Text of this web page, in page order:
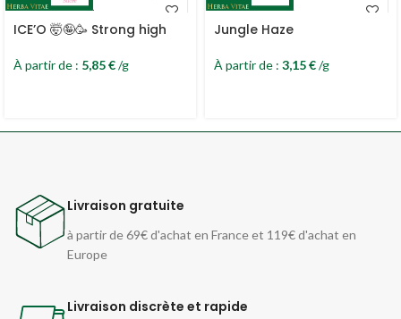
ICE’O 🤯🤪🥳 Strong high
À partir de : 5,85€/g
Jungle Haze
À partir de : 3,15€/g
Livraison gratuite
à partir de 69€ d'achat en France et 119€ d'achat en
Europe
Livraison discrète et rapide